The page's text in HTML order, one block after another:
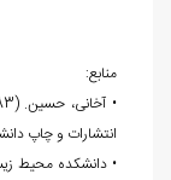
منابع:
انتشارات و چاپ
• دانشکده محیط‌